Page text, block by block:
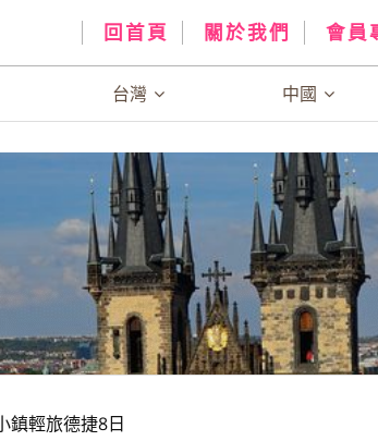
回首頁 關於我們 會員
台灣 中國
鎮輕旅德捷8日